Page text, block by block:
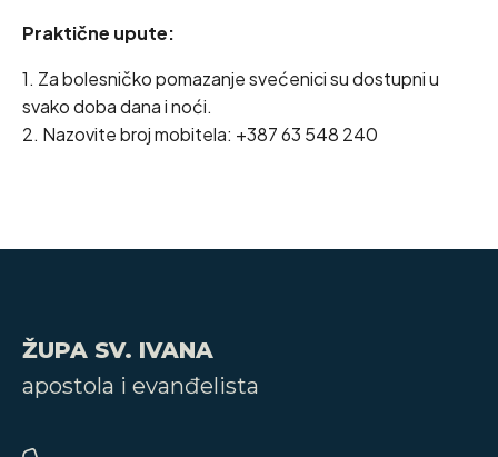
Praktične upute:
1. Za bolesničko pomazanje svećenici su dostupni u
svako doba dana i noći.
2. Nazovite broj mobitela: +387 63 548 240
ŽUPA SV. IVANA
apostola i evanđelista